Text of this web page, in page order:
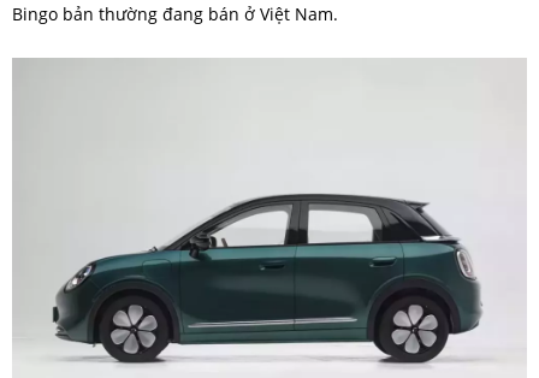
Bingo bản thường đang bán ở Việt Nam.